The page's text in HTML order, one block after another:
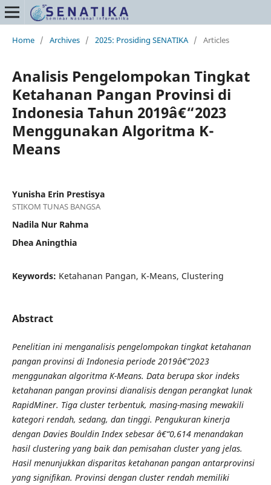
Home / Archives / 2025: Prosiding SENATIKA / Articles
Analisis Pengelompokan Tingkat
Ketahanan Pangan Provinsi di
Indonesia Tahun 2019â€“2023
Menggunakan Algoritma K-
Means
Yunisha Erin Prestisya
STIKOM TUNAS BANGSA
Nadila Nur Rahma
Dhea Aningthia
Keywords: Ketahanan Pangan, K-Means, Clustering
Abstract
Penelitian ini menganalisis pengelompokan tingkat ketahanan
pangan provinsi di Indonesia periode 2019â€“2023
menggunakan algoritma K-Means. Data berupa skor indeks
ketahanan pangan provinsi dianalisis dengan perangkat lunak
RapidMiner. Tiga cluster terbentuk, masing-masing mewakili
kategori rendah, sedang, dan tinggi. Pengukuran kinerja
dengan Davies Bouldin Index sebesar â€“0,614 menandakan
hasil clustering yang baik dan pemisahan cluster yang jelas.
Hasil menunjukkan disparitas ketahanan pangan antarprovinsi
yang signifikan. Provinsi dengan cluster rendah memiliki